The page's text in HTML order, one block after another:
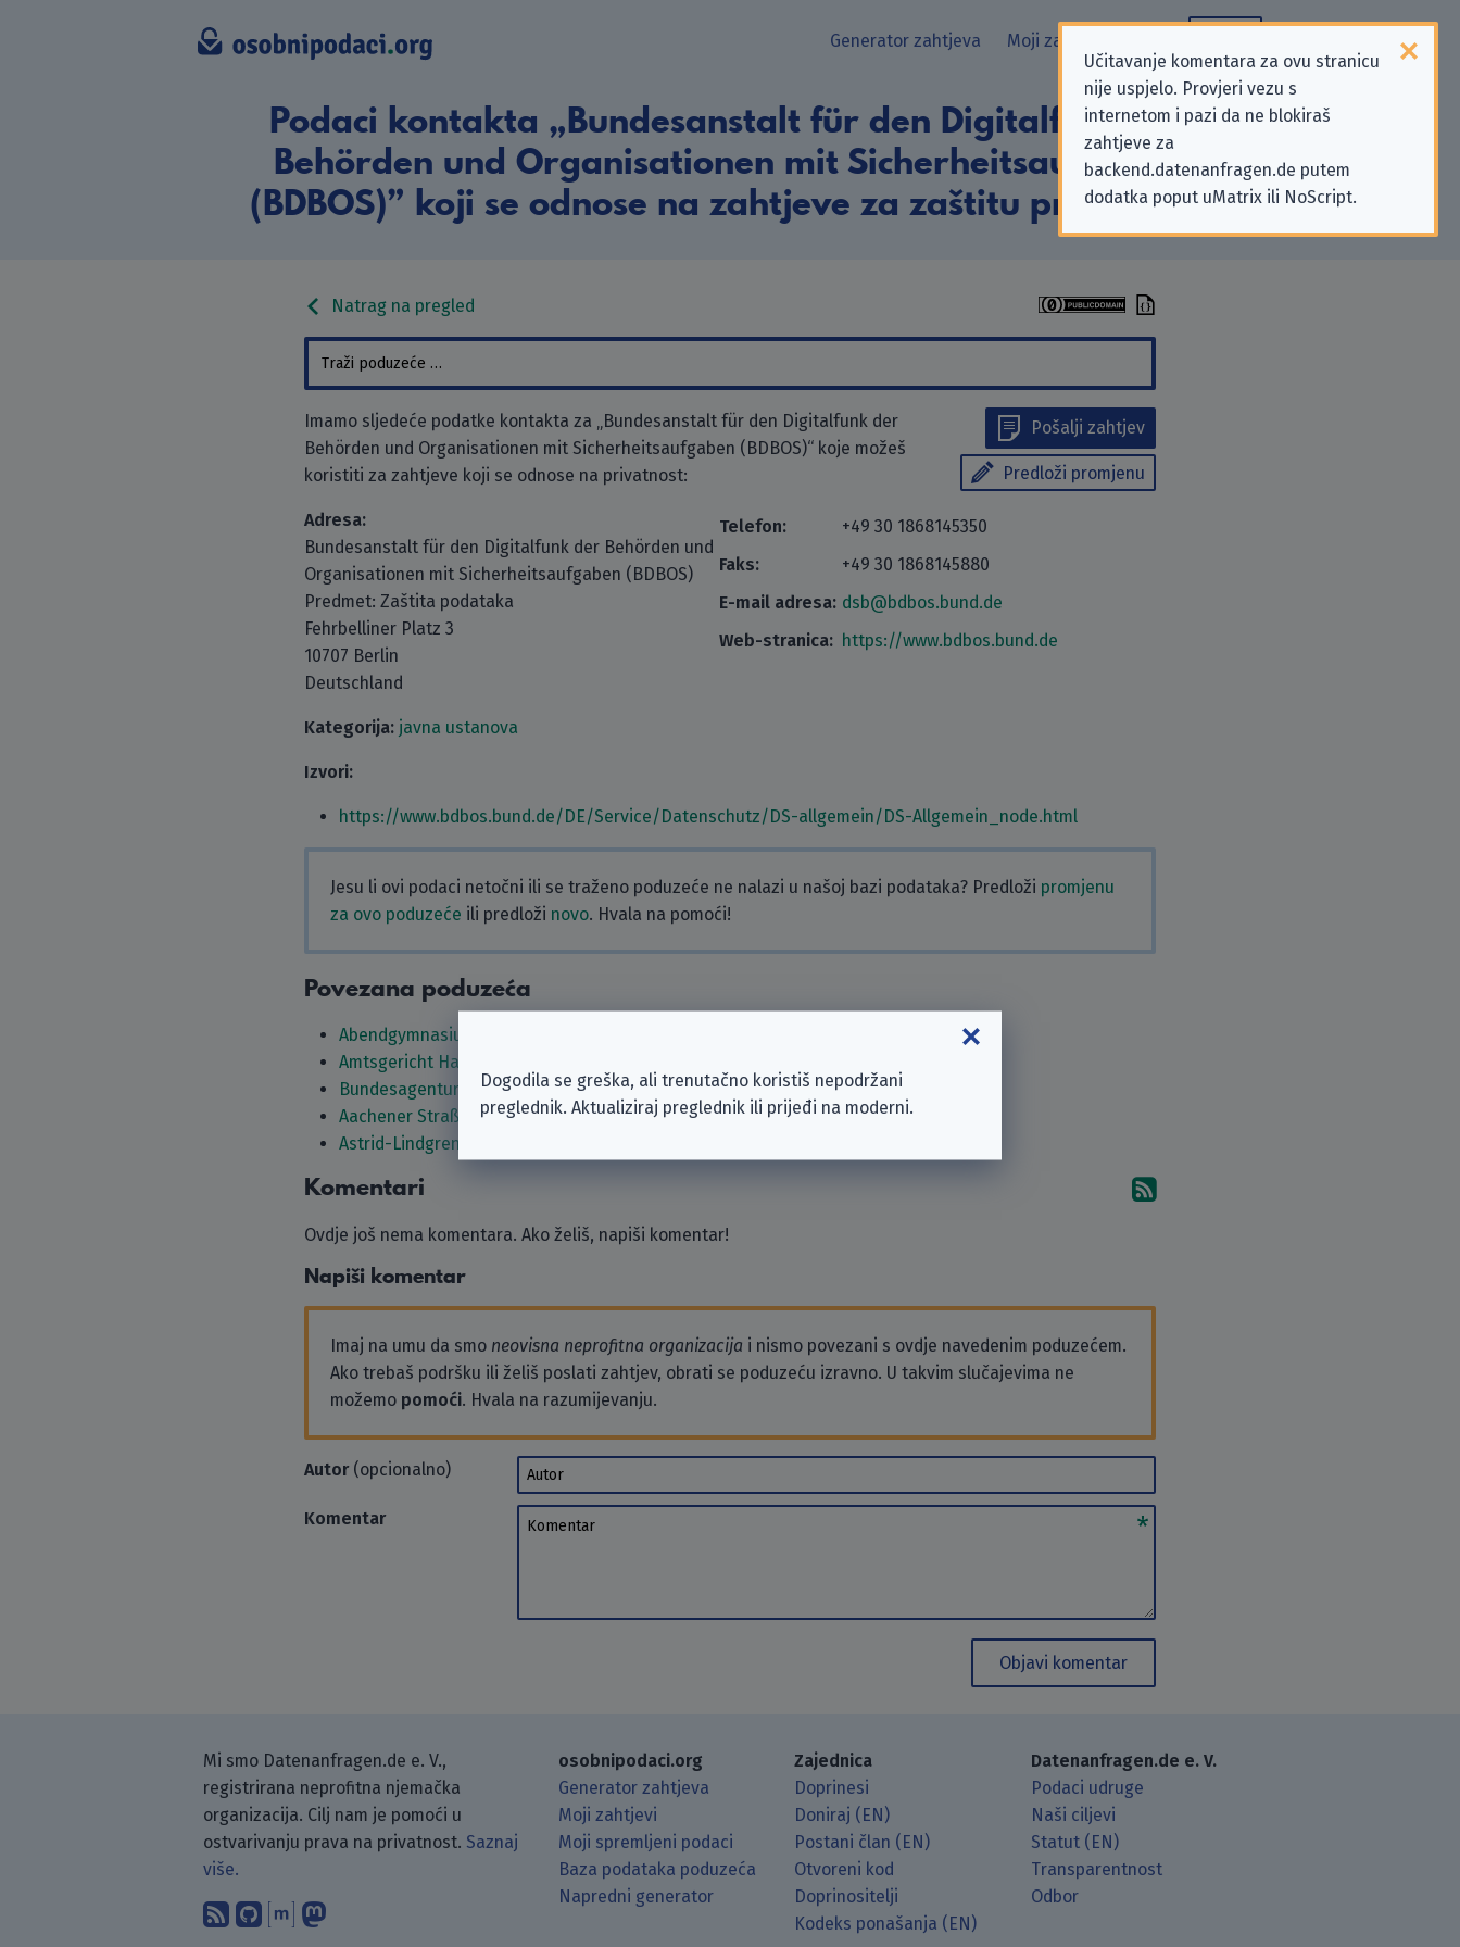
Učitavanje komentara za ovu stranicu
nije uspjelo. Provjeri vezu s
internetom i pazi da ne blokiraš
zahtjeve za
backend.datenanfragen.de putem
dodatka poput uMatrix ili NoScript.
Generator zahtjeva Moji zahtjevi
Podaci kontakta „Bundesanstalt für den Digitalfunk der
Behörden und Organisationen mit Sicherheitsaufgaben
(BDBOS)” koji se odnose na zahtjeve za zaštitu privatnosti
Natrag na pregled
Pošalji zahtjev
Predloži promjenu
Imamo sljedeće podatke kontakta za „Bundesanstalt für den Digitalfunk der
Behörden und Organisationen mit Sicherheitsaufgaben (BDBOS)“ koje možeš
koristiti za zahtjeve koji se odnose na privatnost:
Adresa:
Bundesanstalt für den Digitalfunk der Behörden und
Organisationen mit Sicherheitsaufgaben (BDBOS)
Predmet: Zaštita podataka
Fehrbelliner Platz 3
10707 Berlin
Deutschland
Telefon:
+49 30 1868145350
Faks:
+49 30 1868145880
E-mail adresa: dsb@bdbos.bund.de
Web-stranica: https://www.bdbos.bund.de
Kategorija: javna ustanova
Izvori:
https://www.bdbos.bund.de/DE/Service/Datenschutz/DS-allgemein/DS-Allgemein_node.html
Jesu li ovi podaci netočni ili se traženo poduzeće ne nalazi u našoj bazi podataka? Predloži promjenu
za ovo poduzeće ili predloži novo. Hvala na pomoći!
Povezana poduzeća
Abendgymnasium Braunschweig
Amtsgericht Hagen
Bundesagentur für Arbeit (BA)
Aachener Straßenbahn- und Energieversorgungs-AG (ASEAG)
Astrid-Lindgren-Schule Braunschweig
Komentari Pretplati se na komentare
Ovdje još nema komentara. Ako želiš, napiši komentar!
Napiši komentar
Imaj na umu da smo neovisna neprofitna organizacija i nismo povezani s ovdje navedenim poduzećem.
Ako trebaš podršku ili želiš poslati zahtjev, obrati se poduzeću izravno. U takvim slučajevima ne
možemo pomoći. Hvala na razumijevanju.
Autor(opcionalno) Autor
Komentar Komentar
Objavi komentar
Mi smo Datenanfragen.de e. V.,
registrirana neprofitna njemačka
organizacija. Cilj nam je pomoći u
ostvarivanju prava na privatnost. Saznaj
više.
Pretplati se na naš blog koristeći RSS čitač.
Pronađi nas na GitHubu.
Raspravljaj s nama putem Matrixa.
Prati nas na Mastodonu.
osobnipodaci.org
Generator zahtjeva
Moji zahtjevi
Moji spremljeni podaci
Baza podataka poduzeća
Napredni generator
Zajednica
Doprinesi
Doniraj (EN)
Postani član (EN)
Otvoreni kod
Doprinositelji
Kodeks ponašanja (EN)
Datenanfragen.de e. V.
Podaci udruge
Naši ciljevi
Statut (EN)
Transparentnost
Odbor
Dogodila se greška, ali trenutačno koristiš nepodržani
preglednik. Aktualiziraj preglednik ili prijeđi na moderni.